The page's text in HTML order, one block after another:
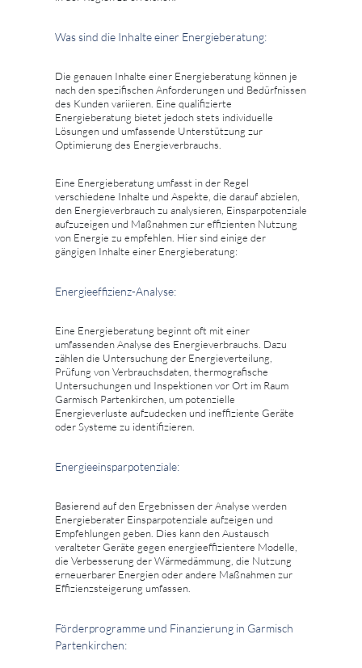
Was sind die Inhalte einer Energieberatung:
Die genauen Inhalte einer Energieberatung können je
nach den spezifischen Anforderungen und Bedürfnissen
des Kunden variieren. Eine qualifizierte
Energieberatung bietet jedoch stets individuelle
Lösungen und umfassende Unterstützung zur
Optimierung des Energieverbrauchs.
Eine Energieberatung umfasst in der Regel
verschiedene Inhalte und Aspekte, die darauf abzielen,
den Energieverbrauch zu analysieren, Einsparpotenziale
aufzuzeigen und Maßnahmen zur effizienten Nutzung
von Energie zu empfehlen. Hier sind einige der
gängigen Inhalte einer Energieberatung:
Energieeffizienz-Analyse:
Eine Energieberatung beginnt oft mit einer
umfassenden Analyse des Energieverbrauchs. Dazu
zählen die Untersuchung der Energieverteilung,
Prüfung von Verbrauchsdaten, thermografische
Untersuchungen und Inspektionen vor Ort im Raum
Garmisch Partenkirchen, um potenzielle
Energieverluste aufzudecken und ineffiziente Geräte
oder Systeme zu identifizieren.
Energieeinsparpotenziale:
Basierend auf den Ergebnissen der Analyse werden
Energieberater Einsparpotenziale aufzeigen und
Empfehlungen geben. Dies kann den Austausch
veralteter Geräte gegen energieeffizientere Modelle,
die Verbesserung der Wärmedämmung, die Nutzung
erneuerbarer Energien oder andere Maßnahmen zur
Effizienzsteigerung umfassen.
Förderprogramme und Finanzierung in Garmisch
Partenkirchen: